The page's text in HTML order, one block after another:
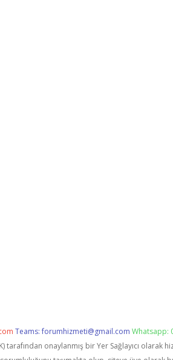
Teams:forumhizmeti@gmail.com Whatsapp:
tarafından onaylanmış bir Yer Sağlayıcı